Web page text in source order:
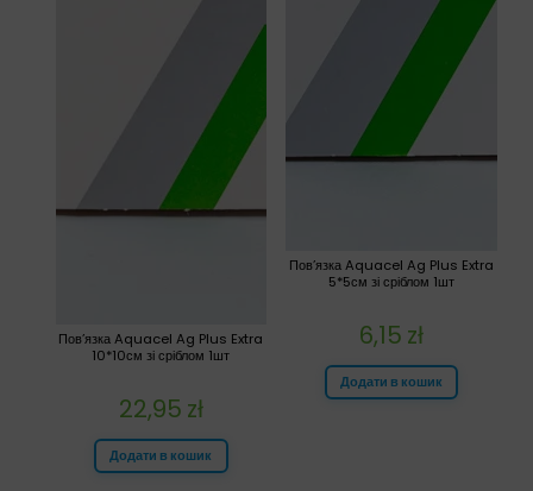
Пов’язка Aquacel Ag Plus Extra
5*5см зі сріблом 1шт
6,15 zł
Додати в кошик
Пов’язка Aquacel Ag Plus Extra
10*10см зі сріблом 1шт
22,95 zł
Додати в кошик